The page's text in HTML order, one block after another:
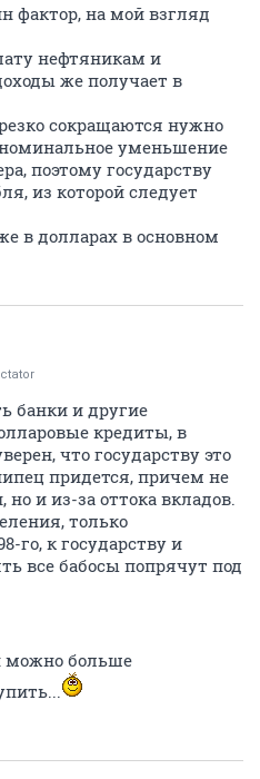
фактор, на мой взгляд
нефтяникам и
же получает в
сокращаются нужно
уменьшение
поэтому государству
из которой следует
в долларах в основном
банки и другие
кредиты, в
что государству это
придется, причем не
и из-за оттока вкладов.
только
го, к государству и
все бабосы попрячут под
можно больше